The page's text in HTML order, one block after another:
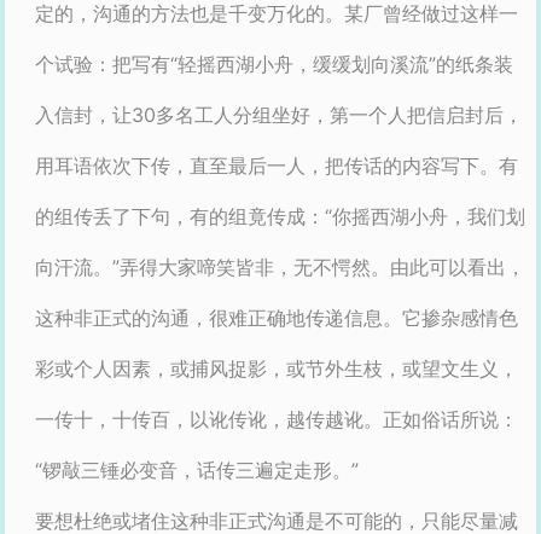
定的，沟通的方法也是千变万化的。某厂曾经做过这样一
个试验：把写有“轻摇西湖小舟，缓缓划向溪流”的纸条装
入信封，让30多名工人分组坐好，第一个人把信启封后，
用耳语依次下传，直至最后一人，把传话的内容写下。有
的组传丢了下句，有的组竟传成：“你摇西湖小舟，我们划
向汗流。”弄得大家啼笑皆非，无不愕然。由此可以看出，
这种非正式的沟通，很难正确地传递信息。它掺杂感情色
彩或个人因素，或捕风捉影，或节外生枝，或望文生义，
一传十，十传百，以讹传讹，越传越讹。正如俗话所说：
“锣敲三锤必变音，话传三遍定走形。”
要想杜绝或堵住这种非正式沟通是不可能的，只能尽量减